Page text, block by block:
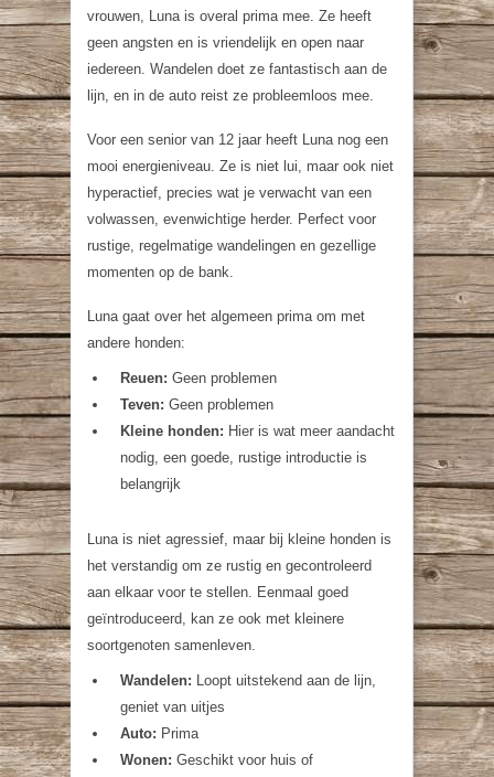
vrouwen, Luna is overal prima mee. Ze heeft
geen angsten en is vriendelijk en open naar
iedereen. Wandelen doet ze fantastisch aan de
lijn, en in de auto reist ze probleemloos mee.
Voor een senior van 12 jaar heeft Luna nog een
mooi energieniveau. Ze is niet lui, maar ook niet
hyperactief, precies wat je verwacht van een
volwassen, evenwichtige herder. Perfect voor
rustige, regelmatige wandelingen en gezellige
momenten op de bank.
Luna gaat over het algemeen prima om met
andere honden:
Reuen: Geen problemen
Teven: Geen problemen
Kleine honden: Hier is wat meer aandacht
nodig, een goede, rustige introductie is
belangrijk
Luna is niet agressief, maar bij kleine honden is
het verstandig om ze rustig en gecontroleerd
aan elkaar voor te stellen. Eenmaal goed
geïntroduceerd, kan ze ook met kleinere
soortgenoten samenleven.
Wandelen: Loopt uitstekend aan de lijn,
geniet van uitjes
Auto: Prima
Wonen: Geschikt voor huis of